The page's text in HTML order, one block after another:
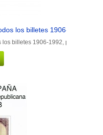
los billetes 1906-1992,...
billetes 1906-1992, presentado